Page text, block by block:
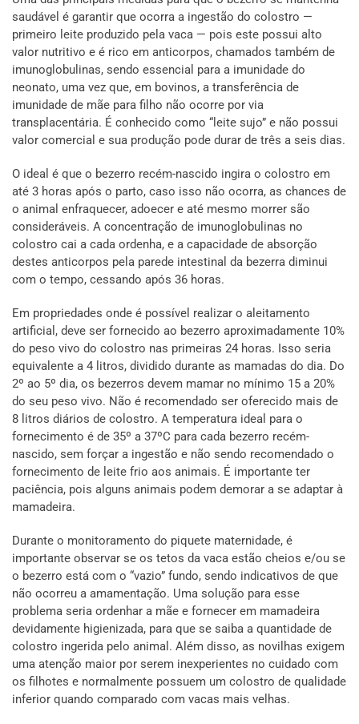
saudável é garantir que ocorra a ingestão do colostro —
primeiro leite produzido pela vaca — pois este possui alto
valor nutritivo e é rico em anticorpos, chamados também de
imunoglobulinas, sendo essencial para a imunidade do
neonato, uma vez que, em bovinos, a transferência de
imunidade de mãe para filho não ocorre por via
transplacentária. É conhecido como “leite sujo” e não possui
valor comercial e sua produção pode durar de três a seis dias.
O ideal é que o bezerro recém-nascido ingira o colostro em
até 3 horas após o parto, caso isso não ocorra, as chances de
o animal enfraquecer, adoecer e até mesmo morrer são
consideráveis. A concentração de imunoglobulinas no
colostro cai a cada ordenha, e a capacidade de absorção
destes anticorpos pela parede intestinal da bezerra diminui
com o tempo, cessando após 36 horas.
Em propriedades onde é possível realizar o aleitamento
artificial, deve ser fornecido ao bezerro aproximadamente 10%
do peso vivo do colostro nas primeiras 24 horas. Isso seria
equivalente a 4 litros, dividido durante as mamadas do dia. Do
2º ao 5º dia, os bezerros devem mamar no mínimo 15 a 20%
do seu peso vivo. Não é recomendado ser oferecido mais de
8 litros diários de colostro. A temperatura ideal para o
fornecimento é de 35º a 37ºC para cada bezerro recém-
nascido, sem forçar a ingestão e não sendo recomendado o
fornecimento de leite frio aos animais. É importante ter
paciência, pois alguns animais podem demorar a se adaptar à
mamadeira.
Durante o monitoramento do piquete maternidade, é
importante observar se os tetos da vaca estão cheios e/ou se
o bezerro está com o “vazio” fundo, sendo indicativos de que
não ocorreu a amamentação. Uma solução para esse
problema seria ordenhar a mãe e fornecer em mamadeira
devidamente higienizada, para que se saiba a quantidade de
colostro ingerida pelo animal. Além disso, as novilhas exigem
uma atenção maior por serem inexperientes no cuidado com
os filhotes e normalmente possuem um colostro de qualidade
inferior quando comparado com vacas mais velhas.